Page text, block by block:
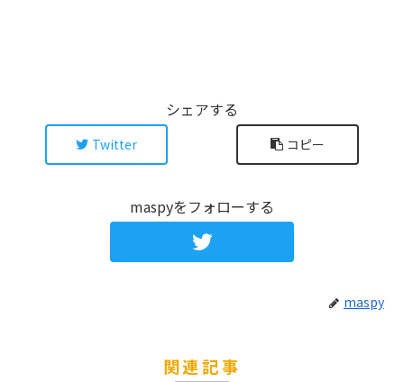
シェアする
Twitter コピー
maspyをフォローする
maspy
関連記事